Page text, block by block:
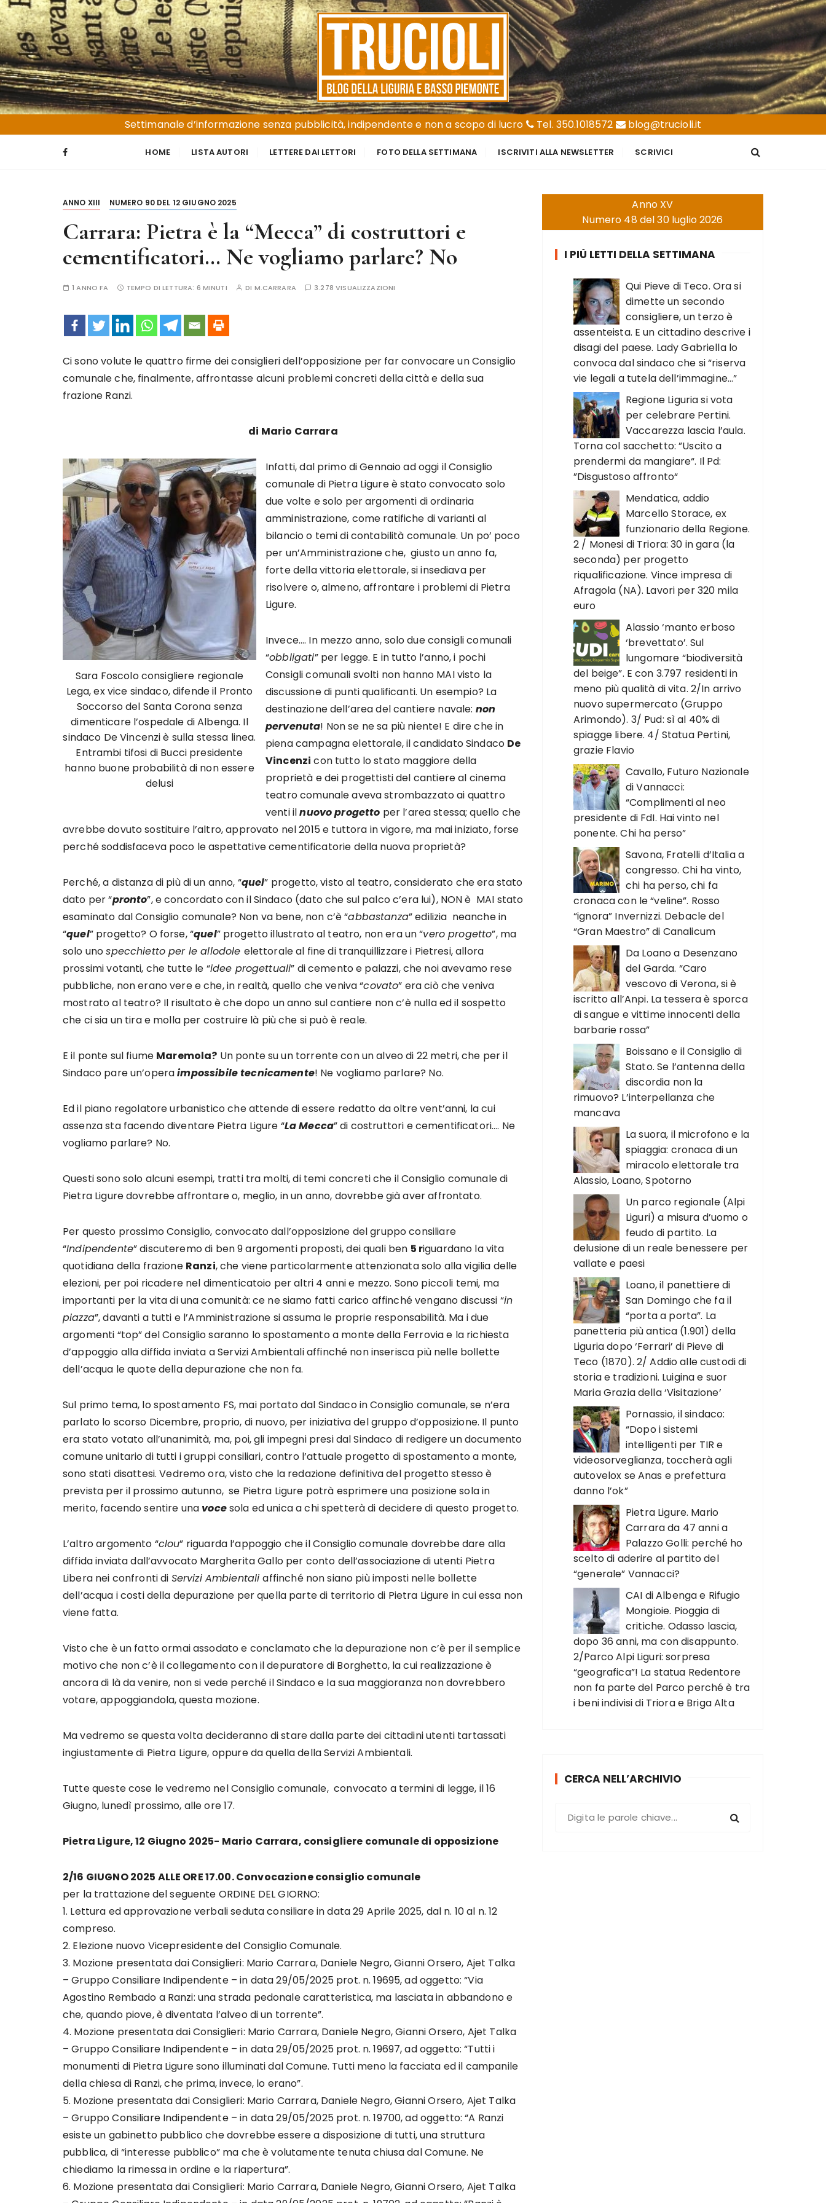
S
a
l
t
a
a
l
c
Trucioli
Liguria e Basso Piemonte
Settimanale d’informazione senza pubblicità, indipendente e non a scopo di lucro
Tel. 350.1018572 blog@trucioli.it
HOME LISTA AUTORI LETTERE DAI LETTORI FOTO DELLA SETTIMANA ISCRIVITI ALLA NEWSLETTER SCRIVICI
ANNO XIII NUMERO 90 DEL 12 GIUGNO 2025
Carrara: Pietra è la “Mecca” di costruttori e
cementificatori… Ne vogliamo parlare? No
1 ANNO FA TEMPO DI LETTURA: 6 MINUTI DI M.CARRARA 3.278 VISUALIZZAZIONI
Ci sono volute le quattro firme dei consiglieri dell’opposizione per far convocare un Consiglio
comunale che, finalmente, affrontasse alcuni problemi concreti della città e della sua
frazione Ranzi.
di Mario Carrara
Sara Foscolo consigliere regionale
Lega, ex vice sindaco, difende il Pronto
Soccorso del Santa Corona senza
dimenticare l’ospedale di Albenga. Il
sindaco De Vincenzi è sulla stessa linea.
Entrambi tifosi di Bucci presidente
hanno buone probabilità di non essere
delusi
Infatti, dal primo di Gennaio ad oggi il Consiglio
comunale di Pietra Ligure è stato convocato solo
due volte e solo per argomenti di ordinaria
amministrazione, come ratifiche di varianti al
bilancio o temi di contabilità comunale. Un po’ poco
per un’Amministrazione che, giusto un anno fa,
forte della vittoria elettorale, si insediava per
risolvere o, almeno, affrontare i problemi di Pietra
Ligure.
Invece…. In mezzo anno, solo due consigli comunali
“obbligati” per legge. E in tutto l’anno, i pochi
Consigli comunali svolti non hanno MAI visto la
discussione di punti qualificanti. Un esempio? La
destinazione dell’area del cantiere navale: non
pervenuta! Non se ne sa più niente! E dire che in
piena campagna elettorale, il candidato Sindaco De
Vincenzi con tutto lo stato maggiore della
proprietà e dei progettisti del cantiere al cinema
teatro comunale aveva strombazzato ai quattro
venti ilnuovo progetto per l’area stessa; quello che
avrebbe dovuto sostituire l’altro, approvato nel 2015 e tuttora in vigore, ma mai iniziato, forse
perché soddisfaceva poco le aspettative cementificatorie della nuova proprietà?
Perché, a distanza di più di un anno, “quel” progetto, visto al teatro, considerato che era stato
dato per “pronto”, e concordato con il Sindaco (dato che sul palco c’era lui), NON è MAI stato
esaminato dal Consiglio comunale? Non va bene, non c’è “abbastanza” edilizia neanche in
“quel” progetto? O forse, “quel” progetto illustrato al teatro, non era un “vero progetto”, ma
solo unospecchietto per le allodole elettorale al fine di tranquillizzare i Pietresi, allora
prossimi votanti, che tutte le “idee progettuali” di cemento e palazzi, che noi avevamo rese
pubbliche, non erano vere e che, in realtà, quello che veniva “covato” era ciò che veniva
mostrato al teatro? Il risultato è che dopo un anno sul cantiere non c’è nulla ed il sospetto
che ci sia un tira e molla per costruire là più che si può è reale.
E il ponte sul fiume Maremola? Un ponte su un torrente con un alveo di 22 metri, che per il
Sindaco pare un’operaimpossibile tecnicamente! Ne vogliamo parlare? No.
Ed il piano regolatore urbanistico che attende di essere redatto da oltre vent’anni, la cui
assenza sta facendo diventare Pietra Ligure “La Mecca” di costruttori e cementificatori…. Ne
vogliamo parlare? No.
Questi sono solo alcuni esempi, tratti tra molti, di temi concreti che il Consiglio comunale di
Pietra Ligure dovrebbe affrontare o, meglio, in un anno, dovrebbe già aver affrontato.
Per questo prossimo Consiglio, convocato dall’opposizione del gruppo consiliare
“Indipendente” discuteremo di ben 9 argomenti proposti, dei quali ben 5 riguardano la vita
quotidiana della frazione Ranzi, che viene particolarmente attenzionata solo alla vigilia delle
elezioni, per poi ricadere nel dimenticatoio per altri 4 anni e mezzo. Sono piccoli temi, ma
importanti per la vita di una comunità: ce ne siamo fatti carico affinché vengano discussi “in
piazza”, davanti a tutti e l’Amministrazione si assuma le proprie responsabilità. Ma i due
argomenti “top” del Consiglio saranno lo spostamento a monte della Ferrovia e la richiesta
d’appoggio alla diffida inviata a Servizi Ambientali affinché non inserisca più nelle bollette
dell’acqua le quote della depurazione che non fa.
Sul primo tema, lo spostamento FS, mai portato dal Sindaco in Consiglio comunale, se n’era
parlato lo scorso Dicembre, proprio, di nuovo, per iniziativa del gruppo d’opposizione. Il punto
era stato votato all’unanimità, ma, poi, gli impegni presi dal Sindaco di redigere un documento
comune unitario di tutti i gruppi consiliari, contro l’attuale progetto di spostamento a monte,
sono stati disattesi. Vedremo ora, visto che la redazione definitiva del progetto stesso è
prevista per il prossimo autunno, se Pietra Ligure potrà esprimere una posizione sola in
merito, facendo sentire una vocesola ed unica a chi spetterà di decidere di questo progetto.
L’altro argomento “clou” riguarda l’appoggio che il Consiglio comunale dovrebbe dare alla
diffida inviata dall’avvocato Margherita Gallo per conto dell’associazione di utenti Pietra
Libera nei confronti di Servizi Ambientaliaffinché non siano più imposti nelle bollette
dell’acqua i costi della depurazione per quella parte di territorio di Pietra Ligure in cui essa non
viene fatta.
Visto che è un fatto ormai assodato e conclamato che la depurazione non c’è per il semplice
motivo che non c’è il collegamento con il depuratore di Borghetto, la cui realizzazione è
ancora di là da venire, non si vede perché il Sindaco e la sua maggioranza non dovrebbero
votare, appoggiandola, questa mozione.
Ma vedremo se questa volta decideranno di stare dalla parte dei cittadini utenti tartassati
ingiustamente di Pietra Ligure, oppure da quella della Servizi Ambientali.
Tutte queste cose le vedremo nel Consiglio comunale, convocato a termini di legge, il 16
Giugno, lunedì prossimo, alle ore 17.
Pietra Ligure, 12 Giugno 2025- Mario Carrara, consigliere comunale di opposizione
2/16 GIUGNO 2025 ALLE ORE 17.00. Convocazione consiglio comunale
per la trattazione del seguente ORDINE DEL GIORNO:
1. Lettura ed approvazione verbali seduta consiliare in data 29 Aprile 2025, dal n. 10 al n. 12
compreso.
2. Elezione nuovo Vicepresidente del Consiglio Comunale.
3. Mozione presentata dai Consiglieri: Mario Carrara, Daniele Negro, Gianni Orsero, Ajet Talka
– Gruppo Consiliare Indipendente – in data 29/05/2025 prot. n. 19695, ad oggetto: “Via
Agostino Rembado a Ranzi: una strada pedonale caratteristica, ma lasciata in abbandono e
che, quando piove, è diventata l’alveo di un torrente”.
4. Mozione presentata dai Consiglieri: Mario Carrara, Daniele Negro, Gianni Orsero, Ajet Talka
– Gruppo Consiliare Indipendente – in data 29/05/2025 prot. n. 19697, ad oggetto: “Tutti i
monumenti di Pietra Ligure sono illuminati dal Comune. Tutti meno la facciata ed il campanile
della chiesa di Ranzi, che prima, invece, lo erano”.
5. Mozione presentata dai Consiglieri: Mario Carrara, Daniele Negro, Gianni Orsero, Ajet Talka
– Gruppo Consiliare Indipendente – in data 29/05/2025 prot. n. 19700, ad oggetto: “A Ranzi
esiste un gabinetto pubblico che dovrebbe essere a disposizione di tutti, una struttura
pubblica, di “interesse pubblico” ma che è volutamente tenuta chiusa dal Comune. Ne
chiediamo la rimessa in ordine e la riapertura”.
6. Mozione presentata dai Consiglieri: Mario Carrara, Daniele Negro, Gianni Orsero, Ajet Talka
Anno XV
Numero 48 del 30 luglio 2026
I PIÙ LETTI DELLA SETTIMANA
Qui Pieve di Teco. Ora si
dimette un secondo
consigliere, un terzo è
assenteista. E un cittadino descrive i
disagi del paese. Lady Gabriella lo
convoca dal sindaco che si “riserva
vie legali a tutela dell’immagine…”
Regione Liguria si vota
per celebrare Pertini.
Vaccarezza lascia l’aula.
Torna col sacchetto: ”Uscito a
prendermi da mangiare“. Il Pd:
”Disgustoso affronto“
Mendatica, addio
Marcello Storace, ex
funzionario della Regione.
2 / Monesi di Triora: 30 in gara (la
seconda) per progetto
riqualificazione. Vince impresa di
Afragola (NA). Lavori per 320 mila
euro
Alassio ‘manto erboso
‘brevettato’. Sul
lungomare “biodiversità
del beige”. E con 3.797 residenti in
meno più qualità di vita. 2/In arrivo
nuovo supermercato (Gruppo
Arimondo). 3/ Pud: sì al 40% di
spiagge libere. 4/ Statua Pertini,
grazie Flavio
Cavallo, Futuro Nazionale
di Vannacci:
“Complimenti al neo
presidente di FdI. Hai vinto nel
ponente. Chi ha perso”
Savona, Fratelli d’Italia a
congresso. Chi ha vinto,
chi ha perso, chi fa
cronaca con le “veline”. Rosso
“ignora” Invernizzi. Debacle del
“Gran Maestro” di Canalicum
Da Loano a Desenzano
del Garda. “Caro
vescovo di Verona, si è
iscritto all’Anpi. La tessera è sporca
di sangue e vittime innocenti della
barbarie rossa”
Boissano e il Consiglio di
Stato. Se l’antenna della
discordia non la
rimuovo? L’interpellanza che
mancava
La suora, il microfono e la
spiaggia: cronaca di un
miracolo elettorale tra
Alassio, Loano, Spotorno
Un parco regionale (Alpi
Liguri) a misura d’uomo o
feudo di partito. La
delusione di un reale benessere per
vallate e paesi
Loano, il panettiere di
San Domingo che fa il
“porta a porta”. La
panetteria più antica (1.901) della
Liguria dopo ‘Ferrari’ di Pieve di
Teco (1870). 2/ Addio alle custodi di
storia e tradizioni. Luigina e suor
Maria Grazia della ‘Visitazione’
Pornassio, il sindaco:
“Dopo i sistemi
intelligenti per TIR e
videosorveglianza, toccherà agli
autovelox se Anas e prefettura
danno l’ok”
Pietra Ligure. Mario
Carrara da 47 anni a
Palazzo Golli: perché ho
scelto di aderire al partito del
“generale” Vannacci?
CAI di Albenga e Rifugio
Mongioie. Pioggia di
critiche. Odasso lascia,
dopo 36 anni, ma con disappunto.
2/Parco Alpi Liguri: sorpresa
“geografica”! La statua Redentore
non fa parte del Parco perché è tra
i beni indivisi di Triora e Briga Alta
CERCA NELL’ARCHIVIO